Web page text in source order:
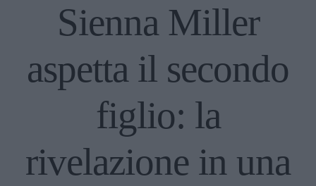
Sienna Miller
aspetta il secondo
figlio: la
rivelazione in una